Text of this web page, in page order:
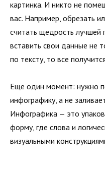
картинка. И никто не
вас. Например, обрезать
считать щедрость лучшей
вставить свои данные не
по тексту, то все
Еще один момент: нужно
инфографику, а не
Инфографика — это
форму, где слова и
визуальными